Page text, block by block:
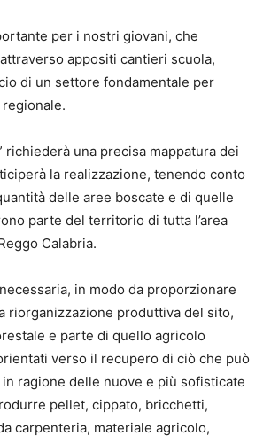
per i nostri giovani, che
appositi cantieri scuola,
di un settore fondamentale per
regionale.
richiederà una precisa mappatura dei
la realizzazione, tenendo conto
delle aree boscate e di quelle
parte del territorio di tutta l’area
Calabria.
in modo da proporzionare
riorganizzazione produttiva del sito,
e parte di quello agricolo
verso il recupero di ciò che può
ragione delle nuove e più sofisticate
pellet, cippato, bricchetti,
carpenteria, materiale agricolo,